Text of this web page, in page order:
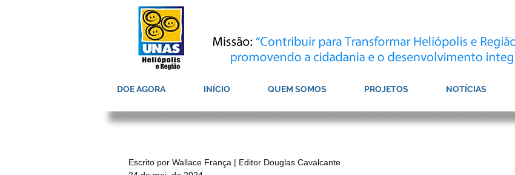
DOE AGORA INÍCIO QUEM SOMOS PROJETOS NOTÍCIAS
Escrito por Wallace França | Editor Douglas Cavalcante